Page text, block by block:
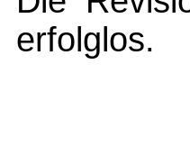
erfolglos.